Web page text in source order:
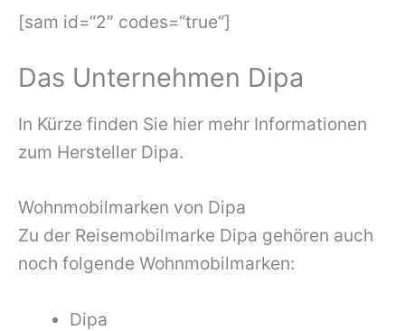
[sam id=“2″ codes=“true“]
Das Unternehmen Dipa
In Kürze finden Sie hier mehr Informationen
zum Hersteller Dipa.
Wohnmobilmarken von Dipa
Zu der Reisemobilmarke Dipa gehören auch
noch folgende Wohnmobilmarken:
Dipa